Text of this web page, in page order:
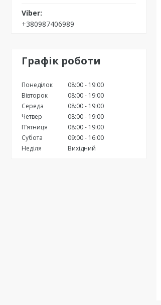
+380987406989
Графік роботи
Понеділок 08:00
19:00
Вівторок
08:00
19:00
Середа
08:00
19:00
Четвер
08:00
19:00
Пʼятниця
08:00
19:00
Субота
09:00
16:00
Неділя
Вихідний